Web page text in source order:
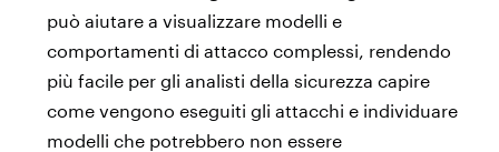
può aiutare a visualizzare modelli e
comportamenti di attacco complessi, rendendo
più facile per gli analisti della sicurezza capire
come vengono eseguiti gli attacchi e individuare
modelli che potrebbero non essere